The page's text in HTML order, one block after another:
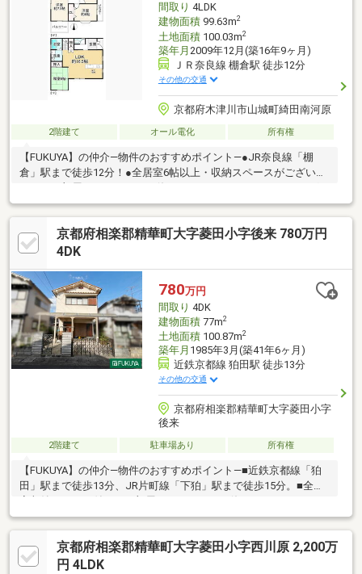
間取り 4LDK
建物面積99.63m2
土地面積100.03m2
築年月 2009年12月(築16年9ヶ月)
ＪＲ奈良線 棚倉駅 徒歩12分
その他の交通
京都府木津川市山城町綺田南河原
2階建て オール電化 所有権
【FUKUYA】の仲介―物件のおすすめポイント―●JR奈良線「棚
倉」駅まで徒歩12分！●全居室6帖以上・収納スペースがございま
ーターのためキッチン周りのお掃除もらくらく♪●南・東向き2面
バルコニーにつき陽当たり・通風良好です！●喧騒から離れた閑
静な住宅地です。◇近隣施設◇・棚倉小学校まで約320m・棚倉
郵便局まで約370m・クスリのアオキ井手店まで約1980m
京都府相楽郡精華町大字菱田小字後来 780万円
4DK
780万円
間取り 4DK
建物面積77m2
土地面積100.87m2
築年月 1985年3月(築41年6ヶ月)
近鉄京都線 狛田駅 徒歩13分
その他の交通
京都府相楽郡精華町大字菱田小字
後来
2階建て 駐車場あり 所有権
【FUKUYA】の仲介―物件のおすすめポイント―■近鉄京都線「狛
田」駅まで徒歩13分、JR片町線「下狛」駅まで徒歩15分。■全居
■喧騒から離れた閑静な住宅地です。◎現況空き家のためゆっく
りご内覧可能です！是非お気軽にお問い合わせください！◇近隣
施設◇・サンフレッシュ狛田店まで約1050m・クスリのアオキ下
狛店まで約1400m
京都府相楽郡精華町大字菱田小字西川原 2,200万
円 4LDK